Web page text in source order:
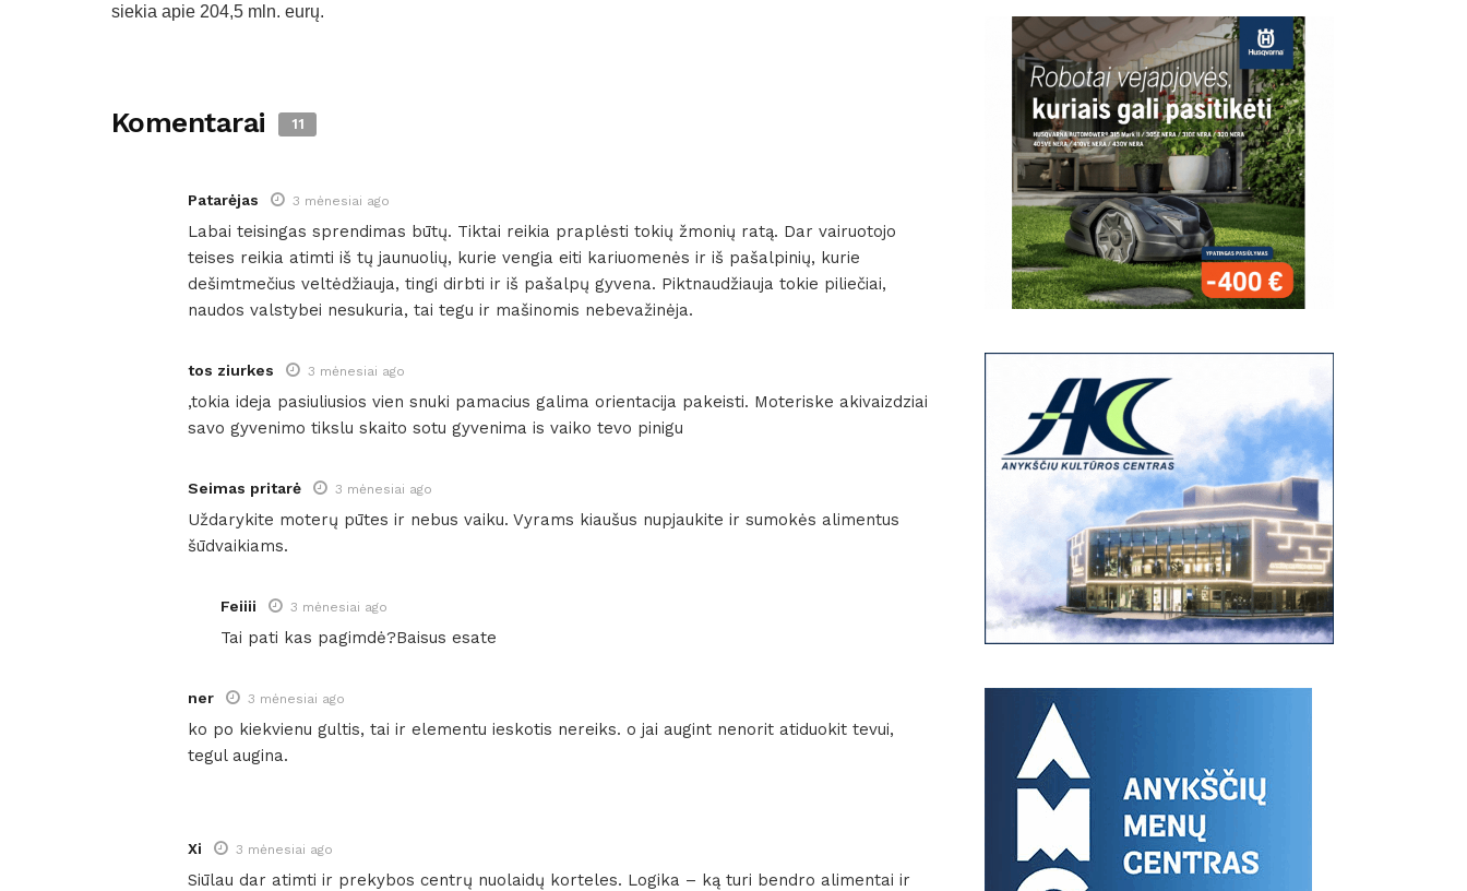
siekia apie 204,5 mln. eurų.
Komentarai 11
Patarėjas 3 mėnesiai ago
Labai teisingas sprendimas būtų. Tiktai reikia praplėsti tokių žmonių ratą. Dar vairuotojo
teises reikia atimti iš tų jaunuolių, kurie vengia eiti kariuomenės ir iš pašalpinių, kurie
dešimtmečius veltėdžiauja, tingi dirbti ir iš pašalpų gyvena. Piktnaudžiauja tokie piliečiai,
naudos valstybei nesukuria, tai tegu ir mašinomis nebevažinėja.
tos ziurkes 3 mėnesiai ago
,tokia ideja pasiuliusios vien snuki pamacius galima orientacija pakeisti. Moteriske akivaizdziai
savo gyvenimo tikslu skaito sotu gyvenima is vaiko tevo pinigu
Seimas pritarė 3 mėnesiai ago
Uždarykite moterų pūtes ir nebus vaiku. Vyrams kiaušus nupjaukite ir sumokės alimentus
šūdvaikiams.
Feiiii 3 mėnesiai ago
Tai pati kas pagimdė?Baisus esate
ner 3 mėnesiai ago
ko po kiekvienu gultis, tai ir elementu ieskotis nereiks. o jai augint nenorit atiduokit tevui,
tegul augina.
Xi 3 mėnesiai ago
Siūlau dar atimti ir prekybos centrų nuolaidų korteles. Logika – ką turi bendro alimentai ir